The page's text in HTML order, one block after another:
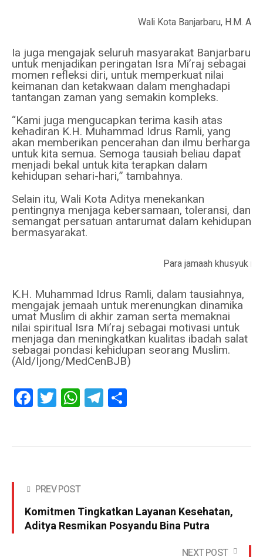
Wali Kota Banjarbaru, H.M.
Ia juga mengajak seluruh masyarakat Banjarbaru
untuk menjadikan peringatan Isra Mi’raj sebagai
momen refleksi diri, untuk memperkuat nilai
keimanan dan ketakwaan dalam menghadapi
tantangan zaman yang semakin kompleks.
“Kami juga mengucapkan terima kasih atas
kehadiran K.H. Muhammad Idrus Ramli, yang
akan memberikan pencerahan dan ilmu berharga
untuk kita semua. Semoga tausiah beliau dapat
menjadi bekal untuk kita terapkan dalam
kehidupan sehari-hari,” tambahnya.
Selain itu, Wali Kota Aditya menekankan
pentingnya menjaga kebersamaan, toleransi, dan
semangat persatuan antarumat dalam kehidupan
bermasyarakat.
Para jamaah khusyuk
K.H. Muhammad Idrus Ramli, dalam tausiahnya,
mengajak jemaah untuk merenungkan dinamika
umat Muslim di akhir zaman serta memaknai
nilai spiritual Isra Mi’raj sebagai motivasi untuk
menjaga dan meningkatkan kualitas ibadah salat
sebagai pondasi kehidupan seorang Muslim.
(Ald/Ijong/MedCenBJB)
FacebookTwitterWhatsAppTelegram
PREV POST
Komitmen Tingkatkan Layanan Kesehatan,
Aditya Resmikan Posyandu Bina Putra
NEXT POST